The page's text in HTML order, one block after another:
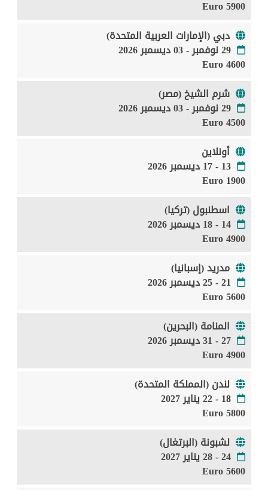
5900 Euro
دبي (الإمارات العربية المتحدة)
29 نوفمبر - 03 ديسمبر 2026
4600 Euro
شرم الشيخ (مصر)
29 نوفمبر - 03 ديسمبر 2026
4500 Euro
أونلاين
13 - 17 ديسمبر 2026
1900 Euro
اسطنبول (تركيا)
14 - 18 ديسمبر 2026
4900 Euro
مدريد (إسبانيا)
21 - 25 ديسمبر 2026
5600 Euro
المنامة (البحرين)
27 - 31 ديسمبر 2026
4900 Euro
لندن (المملكة المتحدة)
18 - 22 يناير 2027
5800 Euro
لشبونة (البرتغال)
24 - 28 يناير 2027
5600 Euro